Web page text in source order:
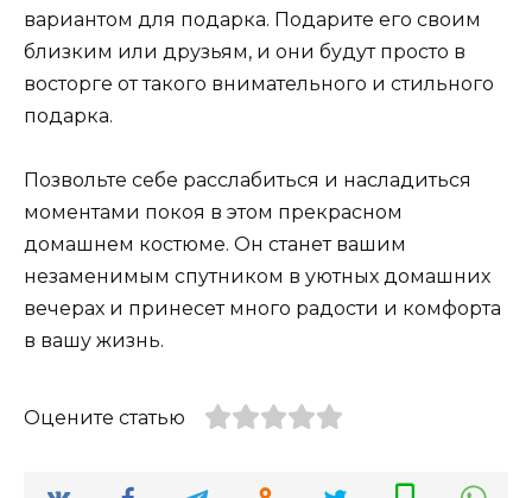
вариантом для подарка. Подарите его своим
близким или друзьям, и они будут просто в
восторге от такого внимательного и стильного
подарка.
Позвольте себе расслабиться и насладиться
моментами покоя в этом прекрасном
домашнем костюме. Он станет вашим
незаменимым спутником в уютных домашних
вечерах и принесет много радости и комфорта
в вашу жизнь.
Оцените статью